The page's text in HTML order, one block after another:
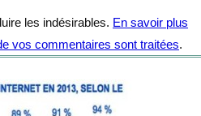
les indésirables. En savoir plus
vos commentaires sont traitées.